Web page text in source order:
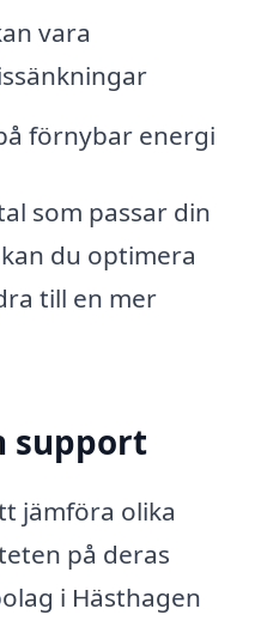
vara
förnybar energi
som passar din
du optimera
till en mer
support
jämföra olika
på deras
i Hästhagen